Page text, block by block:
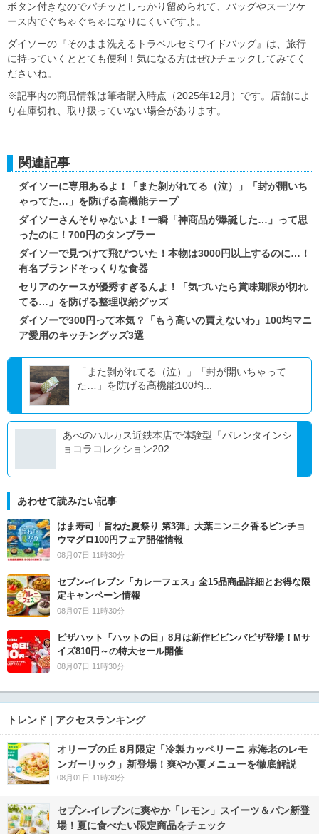
ボタン付きなのでパチッとしっかり留められて、バッグやスーツケ
ース内でぐちゃぐちゃになりにくいですよ。
ダイソーの『そのまま洗えるトラベルセミワイドバッグ』は、旅行
に持っていくととても便利！気になる方はぜひチェックしてみてく
ださいね。
※記事内の商品情報は筆者購入時点（2025年12月）です。店舗によ
り在庫切れ、取り扱っていない場合があります。
関連記事
ダイソーに専用あるよ！「また剝がれてる（泣）」「封が開いち
ゃってた…」を防げる高機能テープ
ダイソーさんそりゃないよ！一瞬「神商品が爆誕した…」って思
ったのに！700円のタンブラー
ダイソーで見つけて飛びついた！本物は3000円以上するのに…！
有名ブランドそっくりな食器
セリアのケースが優秀すぎるんよ！「気づいたら賞味期限が切れ
てる…」を防げる整理収納グッズ
ダイソーで300円って本気？「もう高いの買えないわ」100均マニ
ア愛用のキッチングッズ3選
「また剝がれてる（泣）」「封が開いちゃって
た…」を防げる高機能100均...
あべのハルカス近鉄本店で体験型「バレンタインシ
ョコラコレクション202...
あわせて読みたい記事
はま寿司「旨ねた夏祭り 第3弾」大葉ニンニク香るビンチョ
ウマグロ100円フェア開催情報
08月07日 11時30分
セブン‐イレブン「カレーフェス」全15品商品詳細とお得な限
定キャンペーン情報
08月07日 11時30分
ピザハット「ハットの日」8月は新作ビビンバピザ登場！Mサ
イズ810円～の特大セール開催
08月07日 11時30分
トレンド | アクセスランキング
オリーブの丘 8月限定「冷製カッペリーニ 赤海老のレモ
ンガーリック」新登場！爽やか夏メニューを徹底解説
08月01日 11時30分
セブン‐イレブンに爽やか「レモン」スイーツ＆パン新登
場！夏に食べたい限定商品をチェック